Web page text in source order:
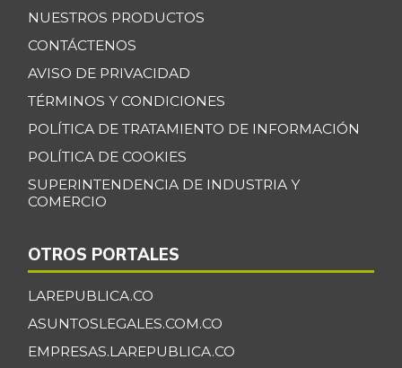
NUESTROS PRODUCTOS
CONTÁCTENOS
AVISO DE PRIVACIDAD
TÉRMINOS Y CONDICIONES
POLÍTICA DE TRATAMIENTO DE INFORMACIÓN
POLÍTICA DE COOKIES
SUPERINTENDENCIA DE INDUSTRIA Y
COMERCIO
OTROS PORTALES
LAREPUBLICA.CO
ASUNTOSLEGALES.COM.CO
EMPRESAS.LAREPUBLICA.CO